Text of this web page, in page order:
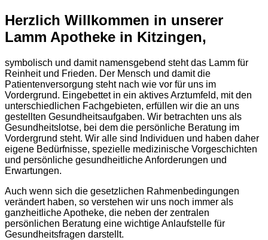
Herzlich Willkommen in unserer
Lamm Apotheke in Kitzingen,
symbolisch und damit namensgebend steht das Lamm für
Reinheit und Frieden. Der Mensch und damit die
Patientenversorgung steht nach wie vor für uns im
Vordergrund. Eingebettet in ein aktives Arztumfeld, mit den
unterschiedlichen Fachgebieten, erfüllen wir die an uns
gestellten Gesundheitsaufgaben. Wir betrachten uns als
Gesundheitslotse, bei dem die persönliche Beratung im
Vordergrund steht. Wir alle sind Individuen und haben daher
eigene Bedürfnisse, spezielle medizinische Vorgeschichten
und persönliche gesundheitliche Anforderungen und
Erwartungen.
Auch wenn sich die gesetzlichen Rahmenbedingungen
verändert haben, so verstehen wir uns noch immer als
ganzheitliche Apotheke, die neben der zentralen
persönlichen Beratung eine wichtige Anlaufstelle für
Gesundheitsfragen darstellt.